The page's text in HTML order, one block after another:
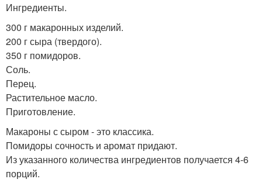
Ингредиенты.
300 г макаронных изделий.
200 г сыра (твердого).
350 г помидоров.
Соль.
Перец.
Растительное масло.
Приготовление.
Макароны с сыром - это классика.
Помидоры сочность и аромат придают.
Из указанного количества ингредиентов получается 4-6
порций.